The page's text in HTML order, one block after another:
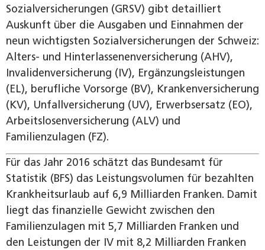
Sozialversicherungen (GRSV) gibt detailliert
Auskunft über die Ausgaben und Einnahmen der
neun wichtigsten Sozialversicherungen der Schweiz:
Alters- und Hinterlassenenversicherung (AHV),
Invalidenversicherung (IV), Ergänzungsleistungen
(EL), berufliche Vorsorge (BV), Krankenversicherung
(KV), Unfallversicherung (UV), Erwerbsersatz (EO),
Arbeitslosenversicherung (ALV) und
Familienzulagen (FZ).
Für das Jahr 2016 schätzt das Bundesamt für
Statistik (BFS) das Leistungsvolumen für bezahlten
Krankheitsurlaub auf 6,9 Milliarden Franken. Damit
liegt das finanzielle Gewicht zwischen den
Familienzulagen mit 5,7 Milliarden Franken und
den Leistungen der IV mit 8,2 Milliarden Franken